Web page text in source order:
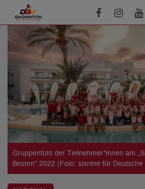
Gruppenfoto der Teilnehmer*innen am
Besten“ 2022 (Foto: sixnine für